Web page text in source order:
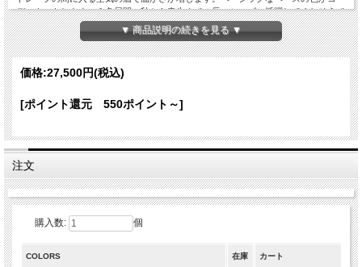
ディネートしやすい２色展開、秋から春先までの長いシーズン活躍してくれそうで
す。
アイテム詳細
カラー A-PRUNE F-STEEL
製造国 インド
カラーバリエーション
▼ 商品説明の続きを見る ▼
価格:27,500円(税込)
[ポイント還元 550ポイント～]
注文
購入数: 個
COLORS 在庫 カート